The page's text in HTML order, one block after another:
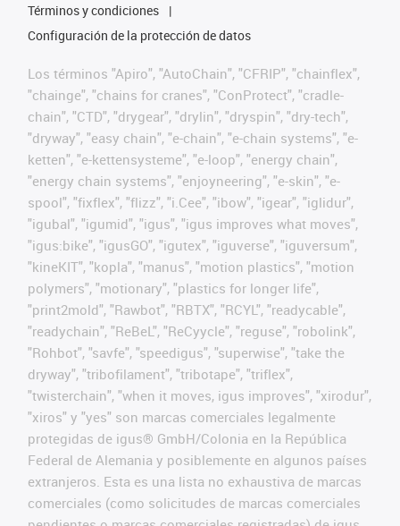
Términos y condiciones
Configuración de la protección de datos
Los términos "Apiro", "AutoChain", "CFRIP", "chainflex",
"chainge", "chains for cranes", "ConProtect", "cradle-
chain", "CTD", "drygear", "drylin", "dryspin", "dry-tech",
"dryway", "easy chain", "e-chain", "e-chain systems", "e-
ketten", "e-kettensysteme", "e-loop", "energy chain",
"energy chain systems", "enjoyneering", "e-skin", "e-
spool", "fixflex", "flizz", "i.Cee", "ibow", "igear", "iglidur",
"igubal", "igumid", "igus", "igus improves what moves",
"igus:bike", "igusGO", "igutex", "iguverse", "iguversum",
"kineKIT", "kopla", "manus", "motion plastics", "motion
polymers", "motionary", "plastics for longer life",
"print2mold", "Rawbot", "RBTX", "RCYL", "readycable",
"readychain", "ReBeL", "ReCyycle", "reguse", "robolink",
"Rohbot", "savfe", "speedigus", "superwise", "take the
dryway", "tribofilament", "tribotape", "triflex",
"twisterchain", "when it moves, igus improves", "xirodur",
"xiros" y "yes" son marcas comerciales legalmente
protegidas de igus® GmbH/Colonia en la República
Federal de Alemania y posiblemente en algunos países
extranjeros. Esta es una lista no exhaustiva de marcas
comerciales (como solicitudes de marcas comerciales